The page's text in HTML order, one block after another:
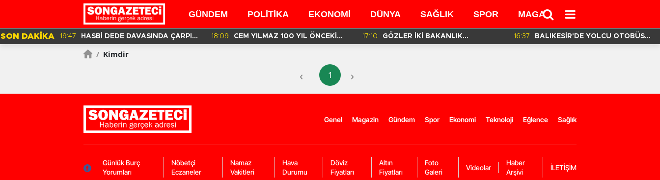
GÜNDEM POLİTİKA EKONOMİ DÜNYA SAĞLIK SPOR MAGAZİN
SON DAKİKA 19:47
HASBİ DEDE DAVASINDA ÇARPICI
DETAYLAR İLE DİJİTAL İZLER!
18:09
CEM YILMAZ 100 YIL ÖNCEKİ
BENZER GÖRÜNTÜSÜ İÇİN NE
17:10
GÖZLER İKİ BAKANLIK
MÜFETTİŞLERİNİN HAZIRLADIĞI
16:37
BALIKESİR'DE YOLCU OTOBÜSÜ
DEVRİLDİ! 3 ÖLÜ 30 YARALI VAR!
/ Kimdir
‹ 1 ›
Genel Magazin Gündem Spor Ekonomi Teknoloji Eğlence Sağlık
Günlük Burç
Yorumları
Nöbetçi
Eczaneler
Namaz
Vakitleri
Hava
Durumu
Döviz
Fiyatları
Altın
Fiyatları
Foto
Galeri
Videolar
Haber
Arşivi
İLETİŞİM